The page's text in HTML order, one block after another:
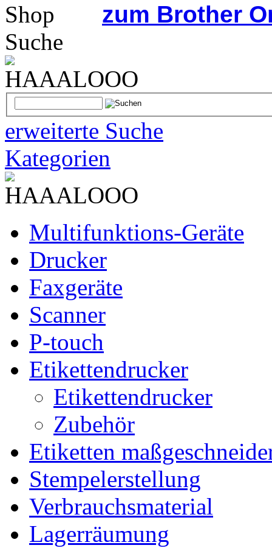
zum Brother
Suche
erweiterte Suche
Kategorien
Multifunktions-Geräte
Drucker
Faxgeräte
Scanner
P-touch
Etikettendrucker
Etikettendrucker
Zubehör
Etiketten
Stempelerstellung
Verbrauchsmaterial
Lagerräumung